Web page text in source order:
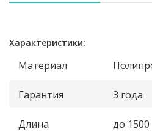
Характеристики:
Материал
Гарантия 3 года
Длина до 1500